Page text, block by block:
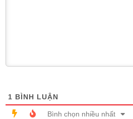
1 BÌNH LUẬN
Bình chọn nhiều nhất